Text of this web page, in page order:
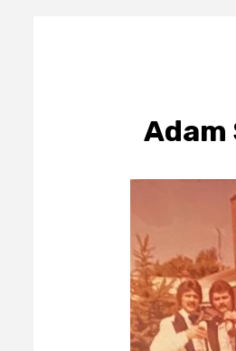
Adam